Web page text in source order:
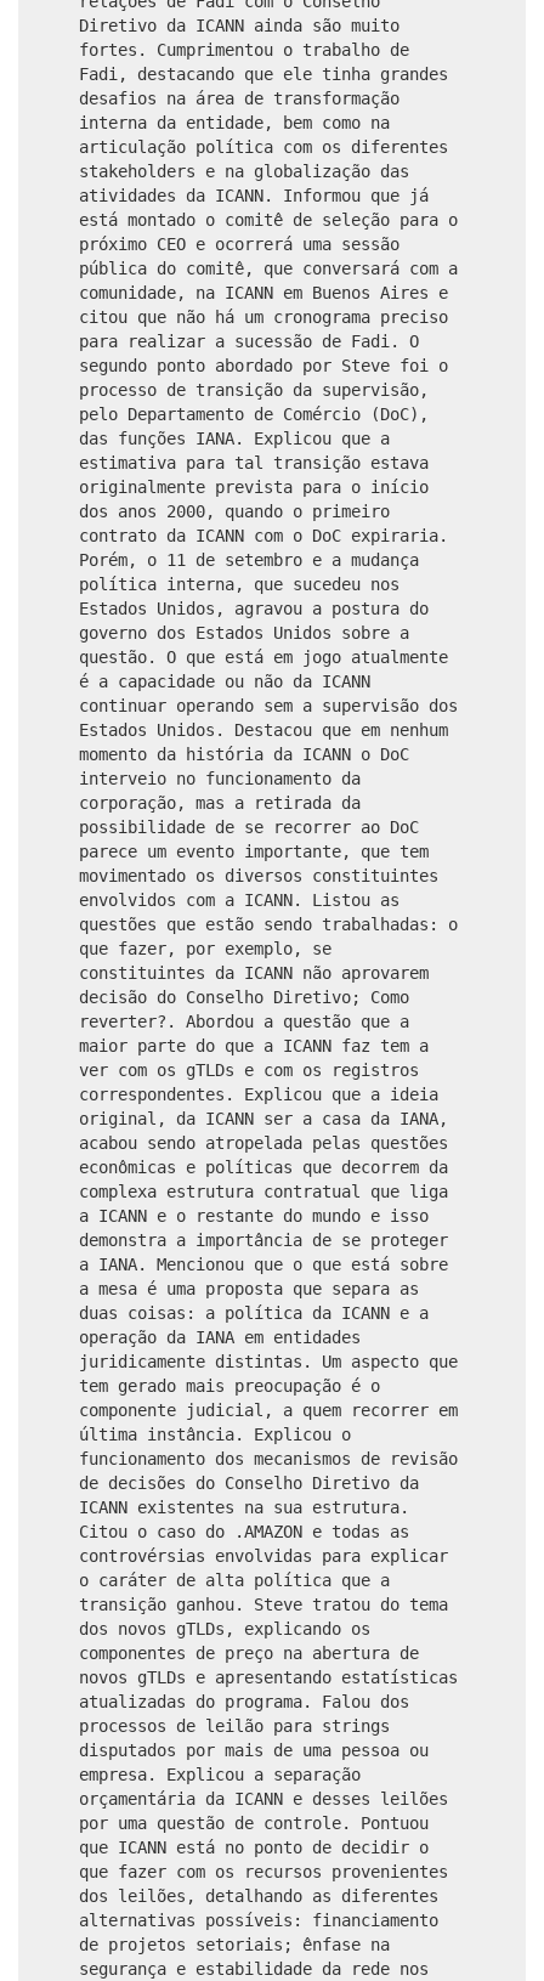
Diretivo da ICANN ainda são muito
fortes. Cumprimentou o trabalho de
Fadi, destacando que ele tinha grandes
desafios na área de transformação
interna da entidade, bem como na
articulação política com os diferentes
stakeholders e na globalização das
atividades da ICANN. Informou que já
está montado o comitê de seleção para o
próximo CEO e ocorrerá uma sessão
pública do comitê, que conversará com a
comunidade, na ICANN em Buenos Aires e
citou que não há um cronograma preciso
para realizar a sucessão de Fadi. O
segundo ponto abordado por Steve foi o
processo de transição da supervisão,
pelo Departamento de Comércio (DoC),
das funções IANA. Explicou que a
estimativa para tal transição estava
originalmente prevista para o início
dos anos 2000, quando o primeiro
contrato da ICANN com o DoC expiraria.
Porém, o 11 de setembro e a mudança
política interna, que sucedeu nos
Estados Unidos, agravou a postura do
governo dos Estados Unidos sobre a
questão. O que está em jogo atualmente
é a capacidade ou não da ICANN
continuar operando sem a supervisão dos
Estados Unidos. Destacou que em nenhum
momento da história da ICANN o DoC
interveio no funcionamento da
corporação, mas a retirada da
possibilidade de se recorrer ao DoC
parece um evento importante, que tem
movimentado os diversos constituintes
envolvidos com a ICANN. Listou as
questões que estão sendo trabalhadas: o
que fazer, por exemplo, se
constituintes da ICANN não aprovarem
decisão do Conselho Diretivo; Como
reverter?. Abordou a questão que a
maior parte do que a ICANN faz tem a
ver com os gTLDs e com os registros
correspondentes. Explicou que a ideia
original, da ICANN ser a casa da IANA,
acabou sendo atropelada pelas questões
econômicas e políticas que decorrem da
complexa estrutura contratual que liga
a ICANN e o restante do mundo e isso
demonstra a importância de se proteger
a IANA. Mencionou que o que está sobre
a mesa é uma proposta que separa as
duas coisas: a política da ICANN e a
operação da IANA em entidades
juridicamente distintas. Um aspecto que
tem gerado mais preocupação é o
componente judicial, a quem recorrer em
última instância. Explicou o
funcionamento dos mecanismos de revisão
de decisões do Conselho Diretivo da
ICANN existentes na sua estrutura.
Citou o caso do .AMAZON e todas as
controvérsias envolvidas para explicar
o caráter de alta política que a
transição ganhou. Steve tratou do tema
dos novos gTLDs, explicando os
componentes de preço na abertura de
novos gTLDs e apresentando estatísticas
atualizadas do programa. Falou dos
processos de leilão para strings
disputados por mais de uma pessoa ou
empresa. Explicou a separação
orçamentária da ICANN e desses leilões
por uma questão de controle. Pontuou
que ICANN está no ponto de decidir o
que fazer com os recursos provenientes
dos leilões, detalhando as diferentes
alternativas possíveis: financiamento
de projetos setoriais; ênfase na
segurança e estabilidade da rede nos